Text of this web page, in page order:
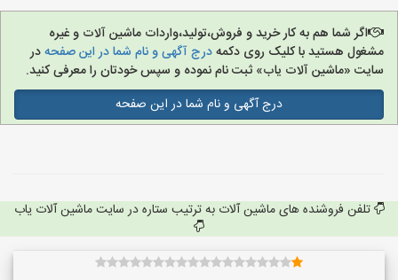
اگر شما هم به کار خرید و فروش،تولید،واردات ماشین آلات و غیره
مشغول هستید با کلیک روی دکمهدرج آگهی و نام شما در این صفحهدر
سایت «ماشین آلات یاب» ثبت نام نموده و سپس خودتان را معرفی کنید.
درج آگهی و نام شما در این صفحه
تلفن فروشنده های ماشین آلات به ترتیب ستاره در سایت ماشین آلات یاب